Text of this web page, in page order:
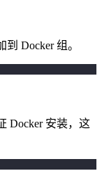
Docker 组。
Docker 安装，这